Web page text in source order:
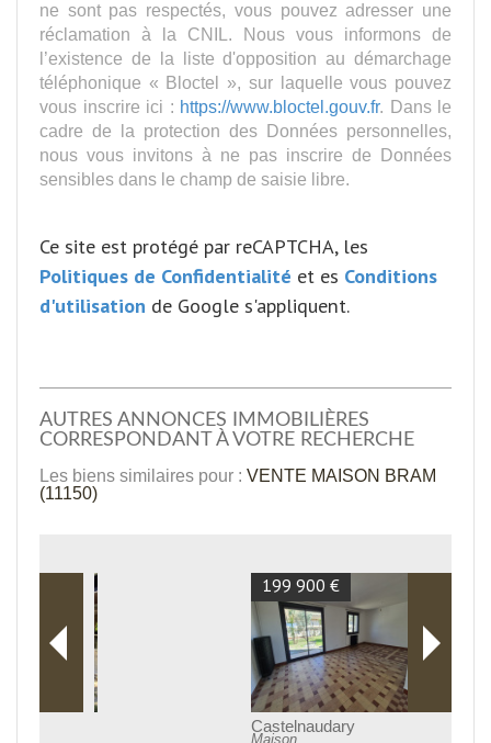
ne sont pas respectés, vous pouvez adresser une
réclamation à la CNIL. Nous vous informons de
l’existence de la liste d'opposition au démarchage
téléphonique « Bloctel », sur laquelle vous pouvez
vous inscrire ici : https://www.bloctel.gouv.fr. Dans le
cadre de la protection des Données personnelles,
nous vous invitons à ne pas inscrire de Données
sensibles dans le champ de saisie libre.
Ce site est protégé par reCAPTCHA, les
Politiques de Confidentialité et es Conditions
d'utilisation de Google s'appliquent.
AUTRES ANNONCES IMMOBILIÈRES
CORRESPONDANT À VOTRE RECHERCHE
Les biens similaires pour : VENTE MAISON BRAM
(11150)
Castelnaudary